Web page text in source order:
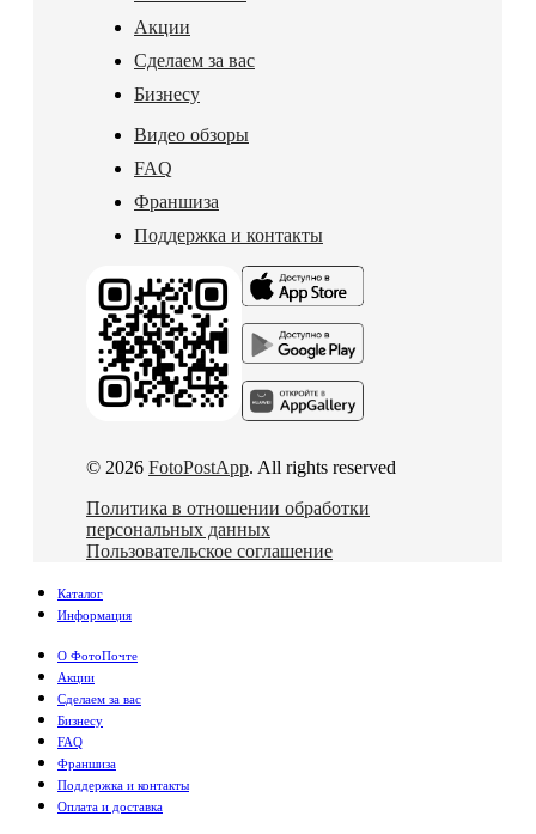
Акции
Сделаем за вас
Бизнесу
Видео обзоры
FAQ
Франшиза
Поддержка и контакты
© 2026 FotoPostApp. All rights reserved
Политика в отношении обработки
персональных данных
Пользовательское соглашение
Каталог
Информация
О ФотоПочте
Акции
Сделаем за вас
Бизнесу
FAQ
Франшиза
Поддержка и контакты
Оплата и доставка